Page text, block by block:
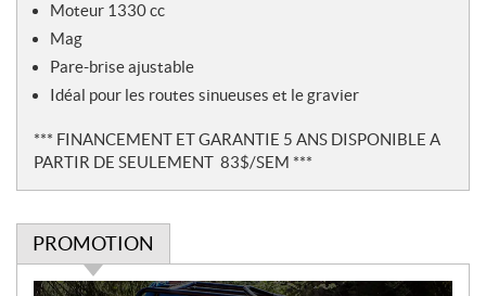
Moteur 1330 cc
Mag
Pare-brise ajustable
Idéal pour les routes sinueuses et le gravier
*** FINANCEMENT ET GARANTIE 5 ANS DISPONIBLE A
PARTIR DE SEULEMENT 83$/SEM ***
PROMOTION